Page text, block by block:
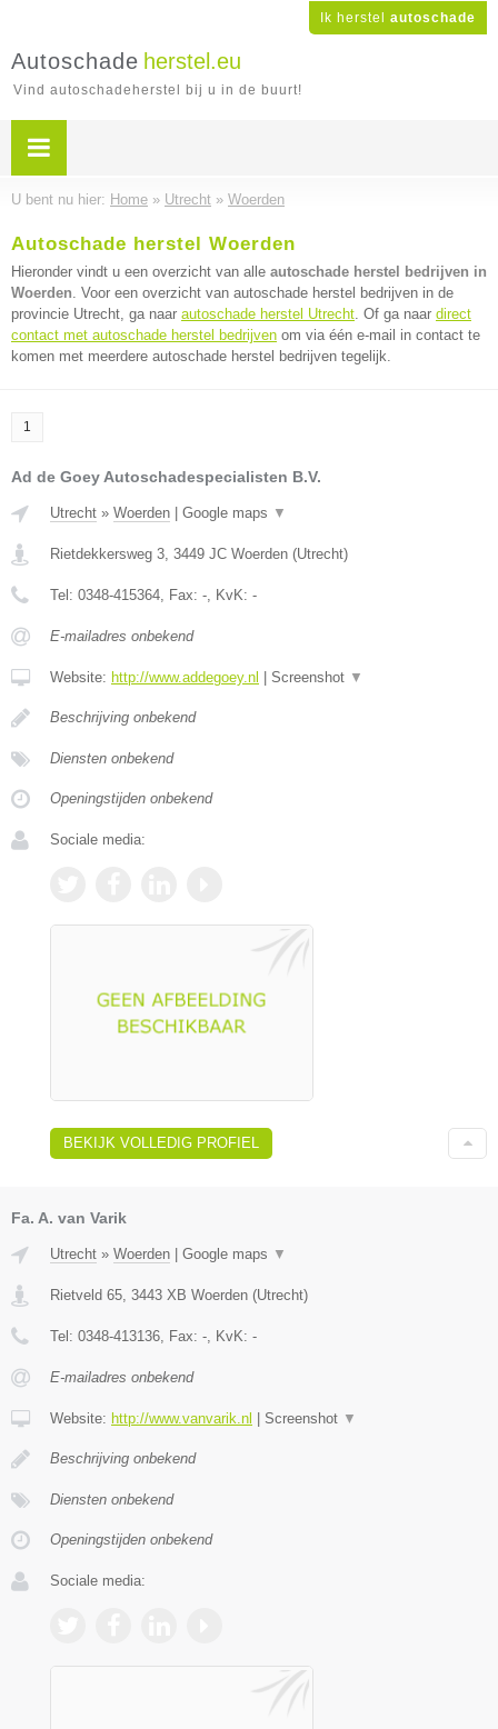
Ik herstel autoschade
Autoschade herstel.eu
Vind autoschadeherstel bij u in de buurt!
U bent nu hier: Home » Utrecht » Woerden
Autoschade herstel Woerden
Hieronder vindt u een overzicht van alle autoschade herstel bedrijven in
Woerden. Voor een overzicht van autoschade herstel bedrijven in de
provincie Utrecht, ga naar autoschade herstel Utrecht. Of ga naar direct
contact met autoschade herstel bedrijven om via één e-mail in contact te
komen met meerdere autoschade herstel bedrijven tegelijk.
1
Ad de Goey Autoschadespecialisten B.V.
Utrecht » Woerden Google maps ▼
Rietdekkersweg 3, 3449 JC Woerden (Utrecht)
Tel: 0348-415364, Fax: -, KvK: -
E-mailadres onbekend
Website: http://www.addegoey.nl Screenshot ▼
Beschrijving onbekend
Diensten onbekend
Openingstijden onbekend
Sociale media:
BEKIJK VOLLEDIG PROFIEL
Fa. A. van Varik
Utrecht » Woerden | Google maps ▼
Rietveld 65 3443 XB Woerden (Utrecht)
Tel: 0348-413136 , Fax: - , KvK: -
E-mailadres onbekend
Website: http://www.vanvarik.nl | Screenshot ▼
Beschrijving onbekend
Diensten onbekend
Openingstijden onbekend
Sociale media: